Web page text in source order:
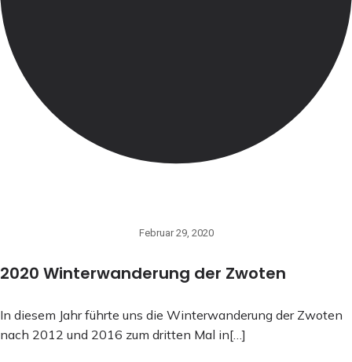
Februar 29, 2020
2020 Winterwanderung der Zwoten
In diesem Jahr führte uns die Winterwanderung der Zwoten
nach 2012 und 2016 zum dritten Mal in[…]